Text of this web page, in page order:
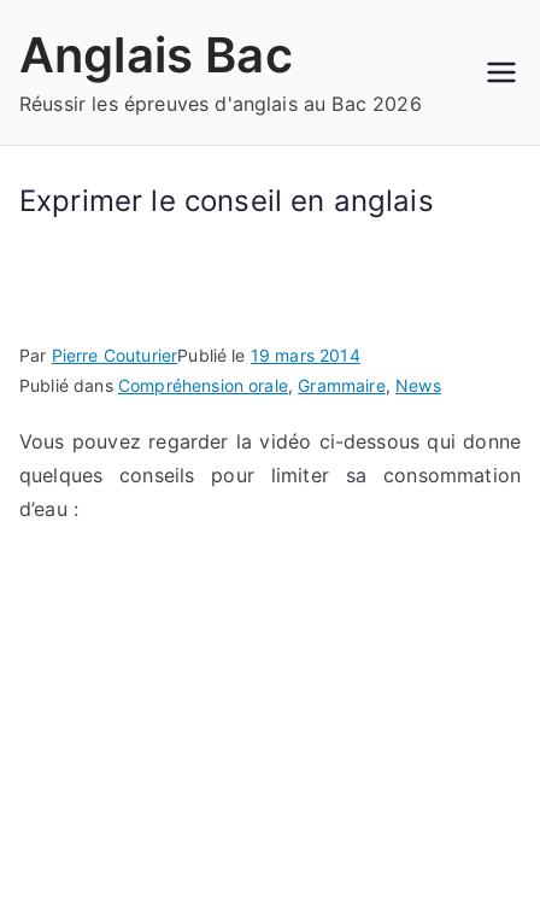
Anglais Bac
Réussir les épreuves d'anglais au Bac 2026
Exprimer le conseil en anglais
Par Pierre CouturierPublié le 19 mars 2014
Publié dans Compréhension orale,Grammaire, News
Vous pouvez regarder la vidéo ci-dessous qui donne
quelques conseils pour limiter sa consommation
d’eau :